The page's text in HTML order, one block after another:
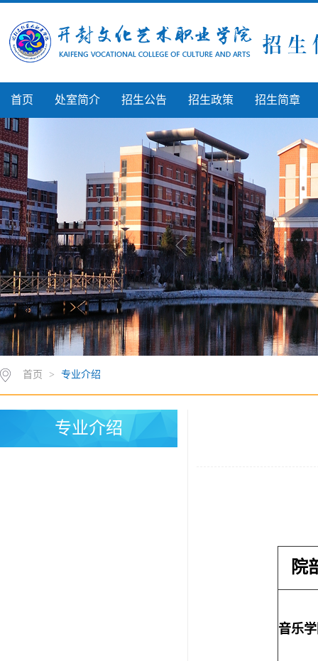
首页 处室简介 招生公告 招生政策 招生简章
首页 > 专业介绍
专业介绍
院
音乐